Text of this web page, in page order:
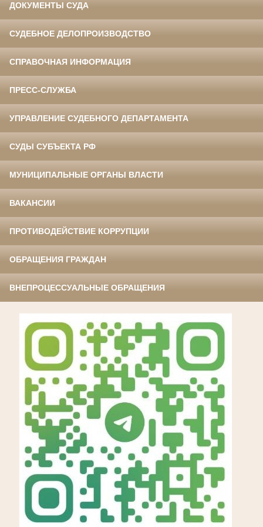
ДОКУМЕНТЫ СУДА
СУДЕБНОЕ ДЕЛОПРОИЗВОДСТВО
СПРАВОЧНАЯ ИНФОРМАЦИЯ
ПРЕСС-СЛУЖБА
УПРАВЛЕНИЕ СУДЕБНОГО ДЕПАРТАМЕНТА
СУДЫ СУБЪЕКТА РФ
МУНИЦИПАЛЬНЫЕ ОРГАНЫ ВЛАСТИ
ВАКАНСИИ
ПРОТИВОДЕЙСТВИЕ КОРРУПЦИИ
ОБРАЩЕНИЯ ГРАЖДАН
ВНЕПРОЦЕССУАЛЬНЫЕ ОБРАЩЕНИЯ